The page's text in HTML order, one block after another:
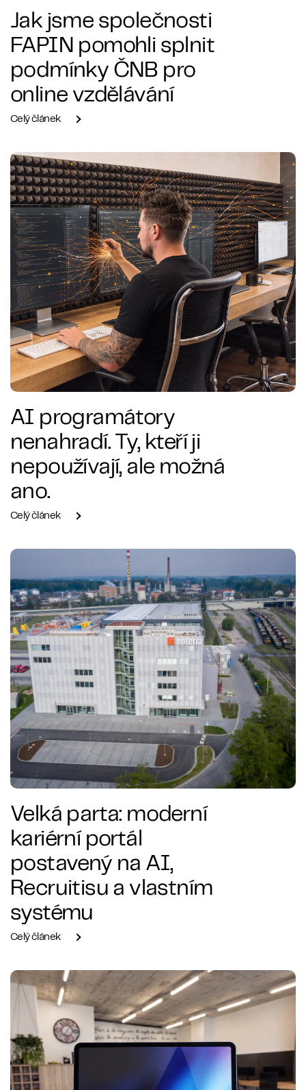
Jak jsme společnosti
FAPIN pomohli splnit
podmínky ČNB pro
online vzdělávání
Celý článek
AI programátory
nenahradí. Ty, kteří ji
nepoužívají, ale možná
ano.
Celý článek
Velká parta: moderní
kariérní portál
postavený na AI,
Recruitisu a vlastním
systému
Celý článek